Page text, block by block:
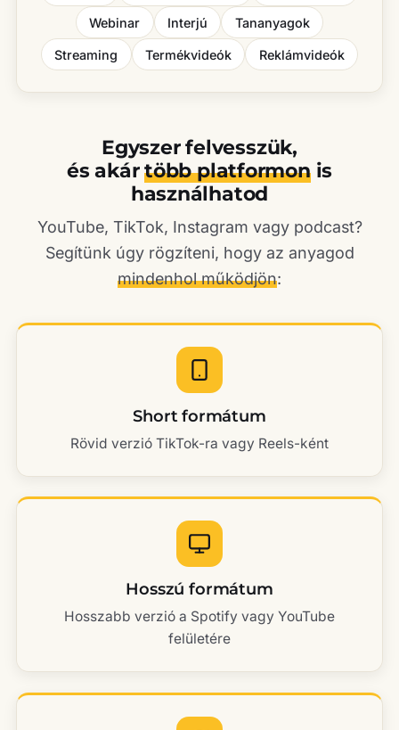
Webinar Interjú Tananyagok
Streaming Termékvideók Reklámvideók
Egyszer felvesszük,
és akártöbb platformonis
használhatod
YouTube, TikTok, Instagram vagy podcast?
Segítünk úgy rögzíteni, hogy az anyagod
mindenhol működjön:
Short formátum
Rövid verzió TikTok-ra vagy Reels-ként
Hosszú formátum
Hosszabb verzió a Spotify vagy YouTube
felületére